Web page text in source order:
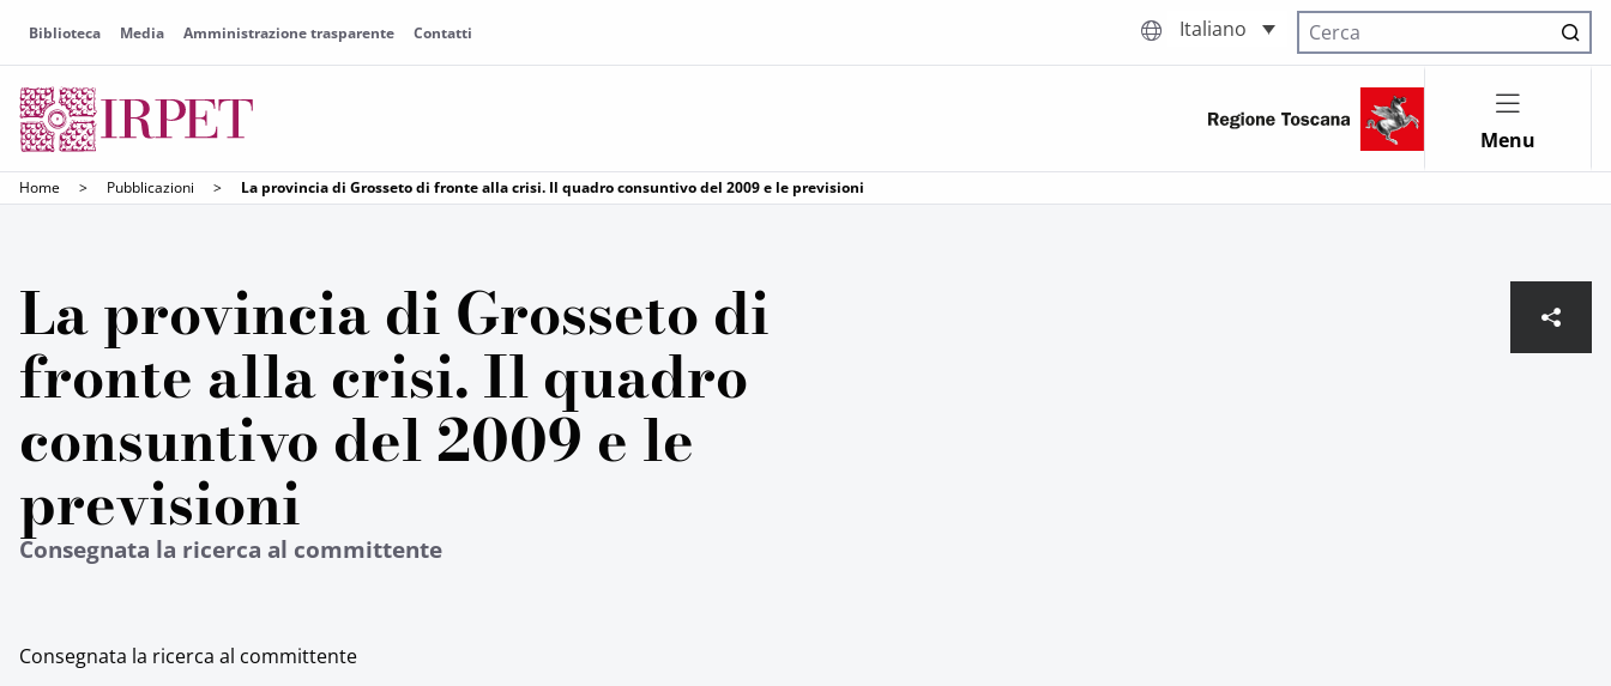
Biblioteca Media Amministrazione trasparente Contatti Italiano
Cerca nel sito
Menu
Home > Pubblicazioni > La provincia di Grosseto di fronte alla crisi. Il quadro consuntivo del 2009 e le previsioni
La provincia di Grosseto di
fronte alla crisi. Il quadro
consuntivo del 2009 e le
previsioni
Consegnata la ricerca al committente
Consegnata la ricerca al committente